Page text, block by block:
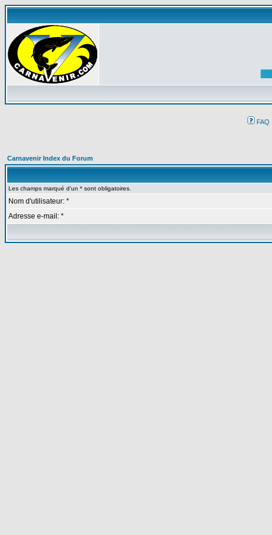
FAQ
Carnavenir Index du Forum
Les champs marqué d'un * sont obligatoires.
Nom d'utilisateur: *
Adresse e-mail: *